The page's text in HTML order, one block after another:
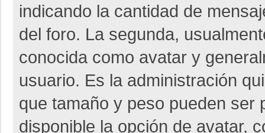
indicando la cantidad de
del foro. La segunda,
conocida como avatar y
usuario. Es la administración
que tamaño y peso pueden ser
disponible la opción de avatar,